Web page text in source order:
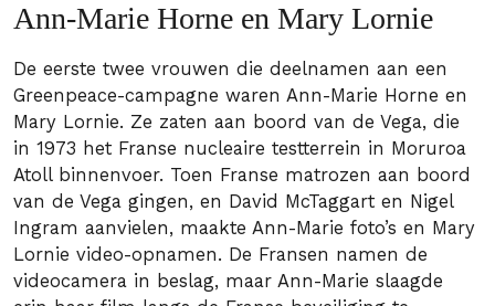
Ann-Marie Horne en Mary Lornie
De eerste twee vrouwen die deelnamen aan een
Greenpeace-campagne waren Ann-Marie Horne en
Mary Lornie. Ze zaten aan boord van de Vega, die
in 1973 het Franse nucleaire testterrein in Moruroa
Atoll binnenvoer. Toen Franse matrozen aan boord
van de Vega gingen, en David McTaggart en Nigel
Ingram aanvielen, maakte Ann-Marie foto’s en Mary
Lornie video-opnamen. De Fransen namen de
videocamera in beslag, maar Ann-Marie slaagde